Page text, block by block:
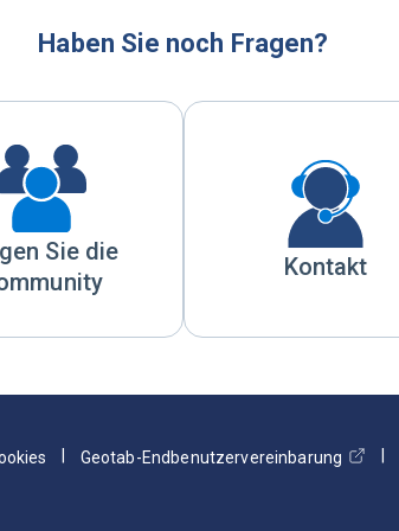
Haben Sie noch Fragen?
Sie die
Kontakt
Geotab-Endbenutzervereinbarung